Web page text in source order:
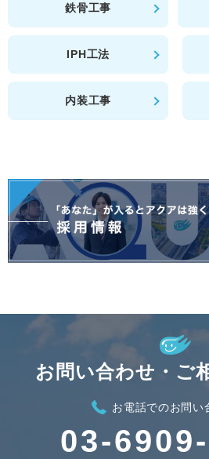
鉄骨工事
IPH工法
内装工事
お問い合わせ・ご
お電話でのお問い
03-